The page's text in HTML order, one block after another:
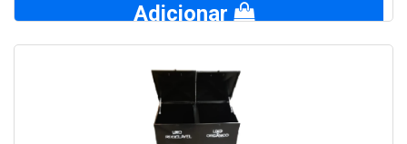
Adicionar